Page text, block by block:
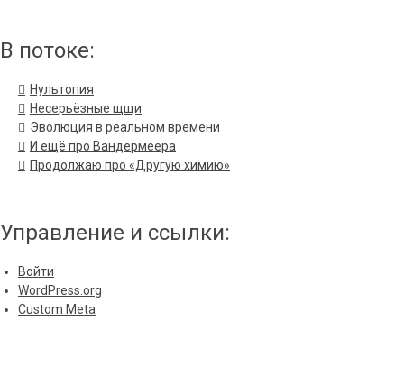
В потоке:
Нультопия
Несерьёзные щщи
Эволюция в реальном времени
И ещё про Вандермеера
Продолжаю про «Другую химию»
Управление и ссылки:
Войти
WordPress.org
Custom Meta